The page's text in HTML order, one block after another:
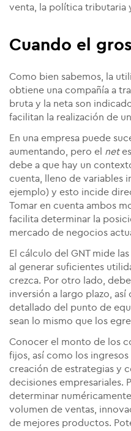
venta, la política tributaria
Cuando el
Como bien sabemos, la
obtiene una compañía a
bruta y la neta son
facilitan la realización de
En una empresa puede
aumentando, pero el net
debe a que hay un
cuenta, lleno de variables
ejemplo) y esto incide
Tomar en cuenta ambos
facilita determinar la
mercado de negocios
El cálculo del GNT mide
al generar suficientes
crezca. Por otro lado,
inversión a largo plazo,
detallado del punto de
sean lo mismo que los
Conocer el monto de los
fijos, así como los
creación de estrategias y
decisiones empresariales.
determinar
volumen de ventas,
de mejores productos.